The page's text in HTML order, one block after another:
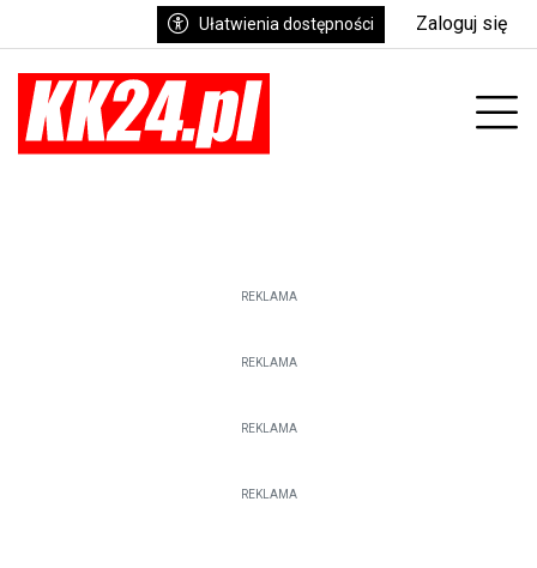
Ułatwienia dostępności Zaloguj się
REKLAMA
REKLAMA
REKLAMA
REKLAMA